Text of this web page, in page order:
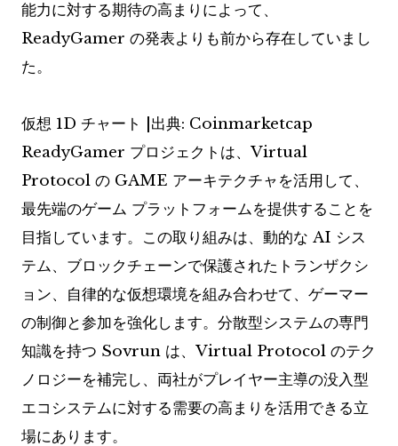
能力に対する期待の高まりによって、
ReadyGamer の発表よりも前から存在していまし
た。
仮想 1D チャート |出典: Coinmarketcap
ReadyGamer プロジェクトは、Virtual
Protocol の GAME アーキテクチャを活用して、
最先端のゲーム プラットフォームを提供することを
目指しています。この取り組みは、動的な AI シス
テム、ブロックチェーンで保護されたトランザクシ
ョン、自律的な仮想環境を組み合わせて、ゲーマー
の制御と参加を強化します。分散型システムの専門
知識を持つ Sovrun は、Virtual Protocol のテク
ノロジーを補完し、両社がプレイヤー主導の没入型
エコシステムに対する需要の高まりを活用できる立
場にあります。